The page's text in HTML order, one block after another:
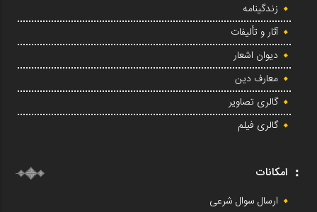
زندگینامه
آثار و تألیفات
دیوان اشعار
معارف دین
گالری تصاویر
گالری فیلم
امکانات
ارسال سوال شرعی